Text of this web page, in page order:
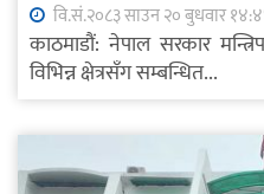
वि.सं.२०८३ साउन २० बुधवार
काठमाडौं: नेपाल सरकार
विभिन्न क्षेत्रसँग सम्बन्धित...